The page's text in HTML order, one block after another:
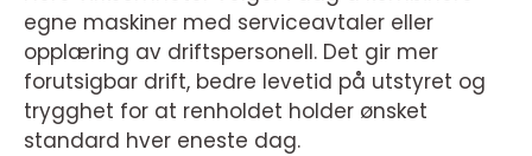
egne maskiner med serviceavtaler eller
opplæring av driftspersonell. Det gir mer
forutsigbar drift, bedre levetid på utstyret og
trygghet for at renholdet holder ønsket
standard hver eneste dag.